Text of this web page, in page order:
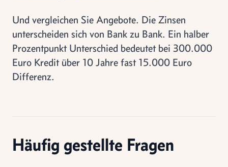
Und vergleichen Sie Angebote. Die Zinsen
unterscheiden sich von Bank zu Bank. Ein halber
Prozentpunkt Unterschied bedeutet bei 300.000
Euro Kredit über 10 Jahre fast 15.000 Euro
Differenz.
Häufig gestellte Fragen